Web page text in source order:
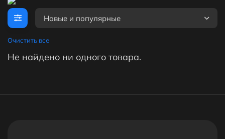
Новые и популярные
Очистить все
Не найдено ни одного товара.